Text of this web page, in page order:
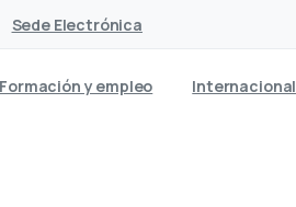
Sede Electrónica
Formación y empleo Internacional